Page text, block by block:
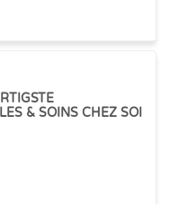
& SOINS CHEZ SOI